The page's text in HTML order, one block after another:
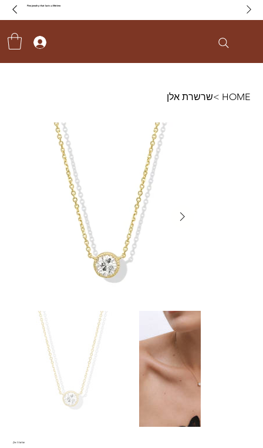
Fine jewelry that lasts a lifetime
HOME
>שרשרת אלן
שרשרת אלן